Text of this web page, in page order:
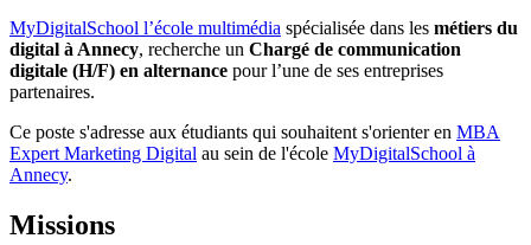
MyDigitalSchool l’école multimédia spécialisée dans les métiers du
digital à Annecy, recherche un Chargé de communication
digitale (H/F) en alternance pour l’une de ses entreprises
partenaires.
Ce poste s'adresse aux étudiants qui souhaitent s'orienter en MBA
Expert Marketing Digital au sein de l'école MyDigitalSchool à
Annecy.
Missions